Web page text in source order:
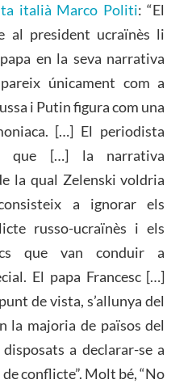
italià Marco Politi: “El
al president ucraïnès li
en la seva narrativa
únicament com a
i Putin figura com una
[…] El periodista
que […] la narrativa
la qual Zelenski voldria
a ignorar els
russo-ucraïnès i els
que van conduir a
El papa Francesc […]
de vista, s’allunya del
la majoria de països del
a declarar-se a
conflicte”. Molt bé, “No